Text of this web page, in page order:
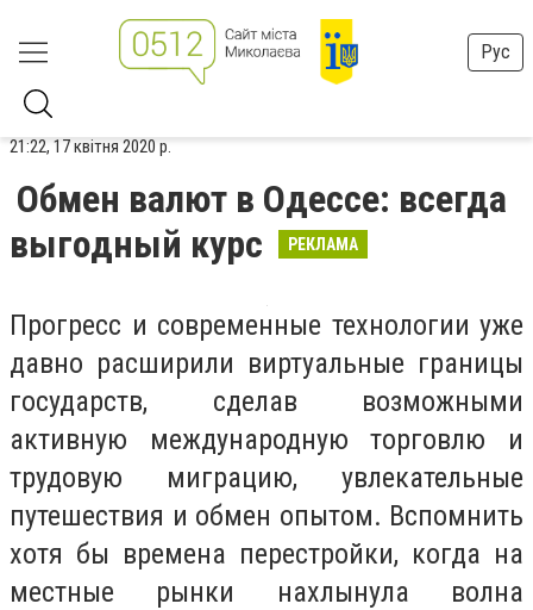
Рус
21:22, 17 квітня 2020 р.
Обмен валют в Одессе: всегда
выгодный курс
РЕКЛАМА
Прогресс и современные технологии уже
давно расширили виртуальные границы
государств, сделав возможными
активную международную торговлю и
трудовую миграцию, увлекательные
путешествия и обмен опытом. Вспомнить
хотя бы времена перестройки, когда на
местные рынки нахлынула волна